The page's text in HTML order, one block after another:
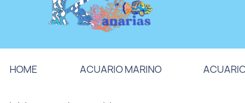
HOME ACUARIO MARINO